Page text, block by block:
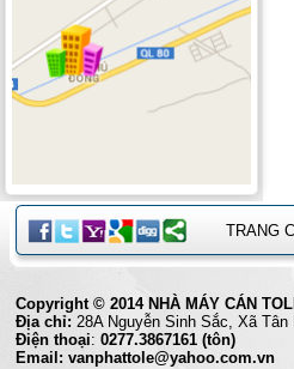
TRANG
Copyright © 2014 NHÀ MÁY CÁN
Địa chỉ: 28A Nguyễn Sinh Sắc,
Điện thoại: 0277.3867161 (tôn)
Email: vanphattole@yahoo.com.vn